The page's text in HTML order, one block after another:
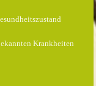
Krankheiten